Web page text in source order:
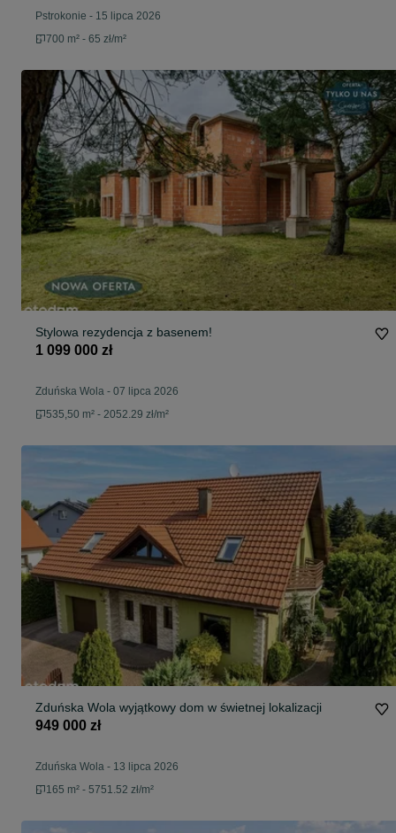
Pstrokonie - 15 lipca 2026
700 m² - 65 zł/m²
Stylowa rezydencja z basenem!
1 099 000 zł
Zduńska Wola - 07 lipca 2026
535,50 m² - 2052.29 zł/m²
Zduńska Wola wyjątkowy dom w świetnej lokalizacji
949 000 zł
Zduńska Wola - 13 lipca 2026
165 m² - 5751.52 zł/m²